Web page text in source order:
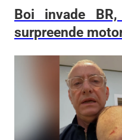
Boi invade
surpreende